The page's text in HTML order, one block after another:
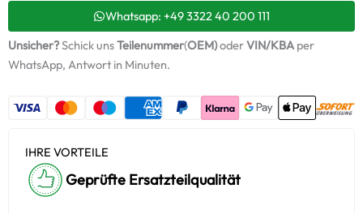
ABS827
Starter-
Keramiköl
Menge
Whatsapp: +49 3322 40 200 111
Unsicher?Schick unsTeilenummer(OEM)oderVIN/KBAper
WhatsApp, Antwort in Minuten.
IHRE VORTEILE
Geprüfte Ersatzteilqualität